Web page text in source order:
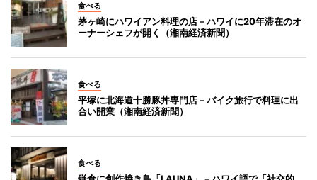
食べる
茅ヶ崎にハワイアン料理の店－ハワイに20年滞在のオ
ーナーシェフが開く（湘南経済新聞）
食べる
平塚に北海道十勝豚丼専門店－バイク旅行で料理に出
合い開業（湘南経済新聞）
食べる